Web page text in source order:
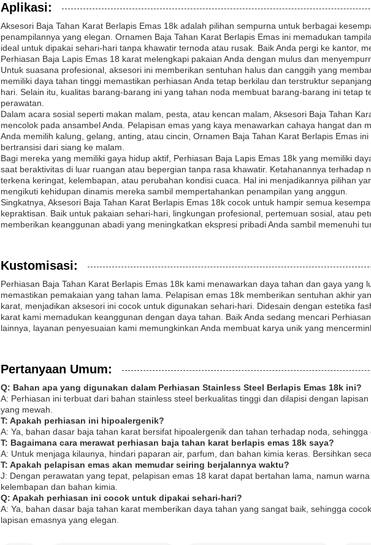
Aplikasi:
Aksesori Baja Tahan Karat Berlapis Emas 18k adalah pilihan sempurna untuk berbagai
penampilannya yang elegan. Ornamen Baja Tahan Karat Berlapis Emas ini memadukan
ideal untuk dipakai sehari-hari tanpa khawatir ternoda atau rusak. Baik Anda pergi ke kantor,
Perhiasan Baja Lapis Emas 18 karat melengkapi pakaian Anda dengan mulus dan
Untuk suasana profesional, aksesori ini memberikan sentuhan halus dan canggih yang
memiliki daya tahan tinggi memastikan perhiasan Anda tetap berkilau dan terstruktur
hari. Selain itu, kualitas barang-barang ini yang tahan noda membuat barang-barang ini tetap
perawatan.
Dalam acara sosial seperti makan malam, pesta, atau kencan malam, Aksesori Baja Tahan
mencolok pada ansambel Anda. Pelapisan emas yang kaya menawarkan cahaya hangat dan
Anda memilih kalung, gelang, anting, atau cincin, Ornamen Baja Tahan Karat Berlapis Emas
bertransisi dari siang ke malam.
Bagi mereka yang memiliki gaya hidup aktif, Perhiasan Baja Lapis Emas 18k yang memiliki
saat beraktivitas di luar ruangan atau bepergian tanpa rasa khawatir. Ketahanannya
terkena keringat, kelembapan, atau perubahan kondisi cuaca. Hal ini menjadikannya pilihan
mengikuti kehidupan dinamis mereka sambil mempertahankan penampilan yang anggun.
Singkatnya, Aksesori Baja Tahan Karat Berlapis Emas 18k cocok untuk hampir semua
kepraktisan. Baik untuk pakaian sehari-hari, lingkungan profesional, pertemuan sosial, atau
memberikan keanggunan abadi yang meningkatkan ekspresi pribadi Anda sambil memenuhi
Kustomisasi:
Perhiasan Baja Tahan Karat Berlapis Emas 18k kami menawarkan daya tahan dan gaya
memastikan pemakaian yang tahan lama. Pelapisan emas 18k memberikan sentuhan akhir
karat, menjadikan aksesori ini cocok untuk digunakan sehari-hari. Didesain dengan estetika
karat kami memadukan keanggunan dengan daya tahan. Baik Anda sedang mencari
lainnya, layanan penyesuaian kami memungkinkan Anda membuat karya unik yang
Pertanyaan Umum:
Q: Bahan apa yang digunakan dalam Perhiasan Stainless Steel Berlapis Emas 18k ini?
A: Perhiasan ini terbuat dari bahan stainless steel berkualitas tinggi dan dilapisi dengan
yang mewah.
T: Apakah perhiasan ini hipoalergenik?
A: Ya, bahan dasar baja tahan karat bersifat hipoalergenik dan tahan terhadap noda,
T: Bagaimana cara merawat perhiasan baja tahan karat berlapis emas 18k saya?
A: Untuk menjaga kilaunya, hindari paparan air, parfum, dan bahan kimia keras. Bersihkan
T: Apakah pelapisan emas akan memudar seiring berjalannya waktu?
J: Dengan perawatan yang tepat, pelapisan emas 18 karat dapat bertahan lama, namun
kelembapan dan bahan kimia.
Q: Apakah perhiasan ini cocok untuk dipakai sehari-hari?
A: Ya, bahan dasar baja tahan karat memberikan daya tahan yang sangat baik, sehingga
lapisan emasnya yang elegan.